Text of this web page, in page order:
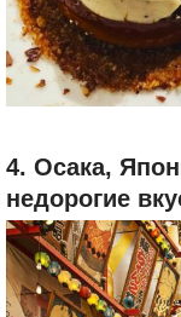
или тушеную
трюфелями,
вином, начиная
апеласьона Кот-
сырами,